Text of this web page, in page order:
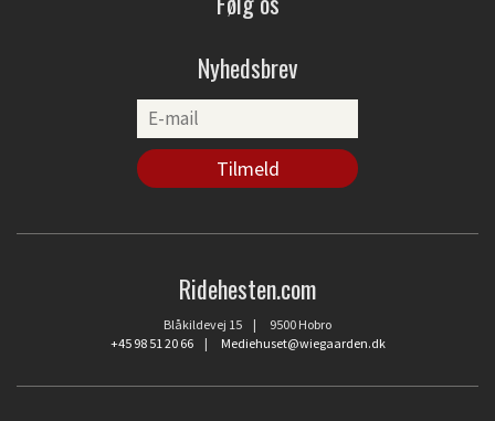
Nyhedsbrev
Ridehesten.com
Blåkildevej 15 | 9500 Hobro
+45 98 51 20 66| Mediehuset@wiegaarden.dk